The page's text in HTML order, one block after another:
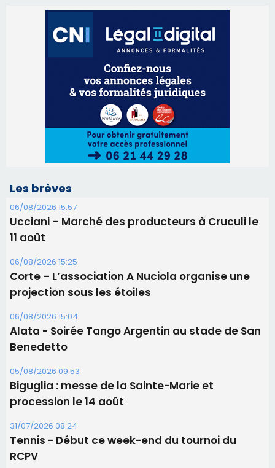
Les brèves
Ucciani – Marché des producteurs à Cruculi le
Corte – L’association A Nuciola organise une
projection sous les étoiles
Alata - Soirée Tango Argentin au stade de San
Benedetto
05/08/2026 09:53
Biguglia : messe de la Sainte-Marie et
procession le 14 août
31/07/2026 08:24
Tennis - Début ce week-end du tournoi du
RCPV
31/07/2026 08:22
82ème anniversaire de la disparition du
Commandant Antoine de Saint Exupery
Les plus lus
Satine Nomary est la nouvelle Miss Corse 2026